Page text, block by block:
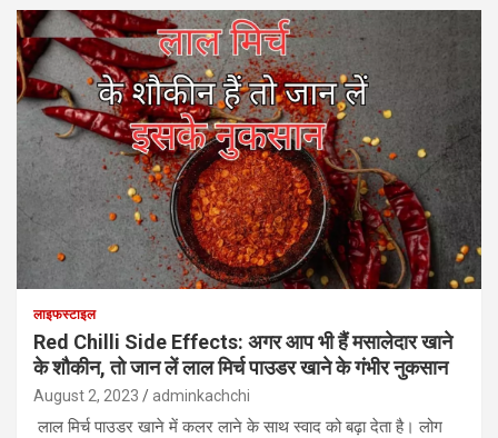
लाइफस्टाइल
Red Chilli Side Effects: अगर आप भी हैं मसालेदार खाने
के शौकीन, तो जान लें लाल मिर्च पाउडर खाने के गंभीर नुकसान
August 2, 2023 adminkachchi
लाल मिर्च पाउडर खाने में कलर लाने के साथ स्वाद को बढ़ा देता है। लोग